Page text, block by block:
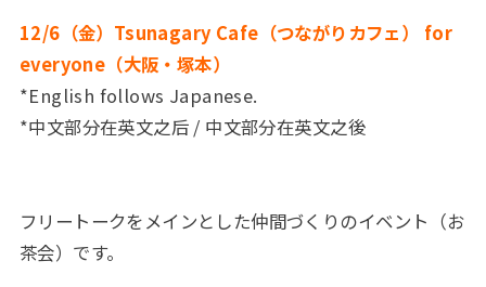
12/6（金）Tsunagary Cafe（つながりカフェ） for
everyone（大阪・塚本）
*English follows Japanese.
*中文部分在英文之后 / 中文部分在英文之後
フリートークをメインとした仲間づくりのイベント（お
茶会）です。